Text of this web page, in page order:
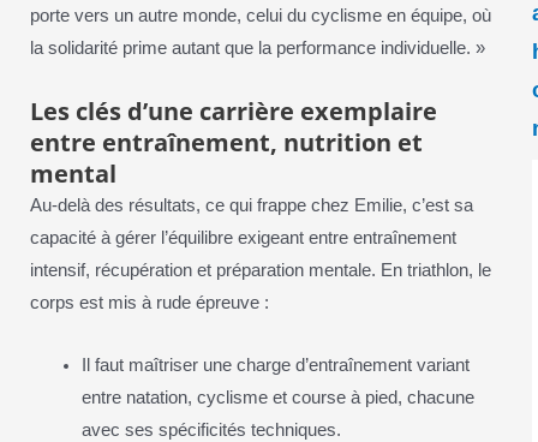
porte vers un autre monde, celui du cyclisme en équipe, où
la solidarité prime autant que la performance individuelle. »
Les clés d’une carrière exemplaire
entre entraînement, nutrition et
mental
Au-delà des résultats, ce qui frappe chez Emilie, c’est sa
capacité à gérer l’équilibre exigeant entre entraînement
intensif, récupération et préparation mentale. En triathlon, le
corps est mis à rude épreuve :
Il faut maîtriser une charge d’entraînement variant
entre natation, cyclisme et course à pied, chacune
avec ses spécificités techniques.